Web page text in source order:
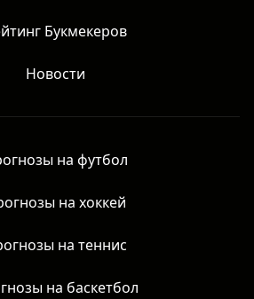
Букмекеров
Новости
на футбол
на хоккей
на теннис
на баскетбол